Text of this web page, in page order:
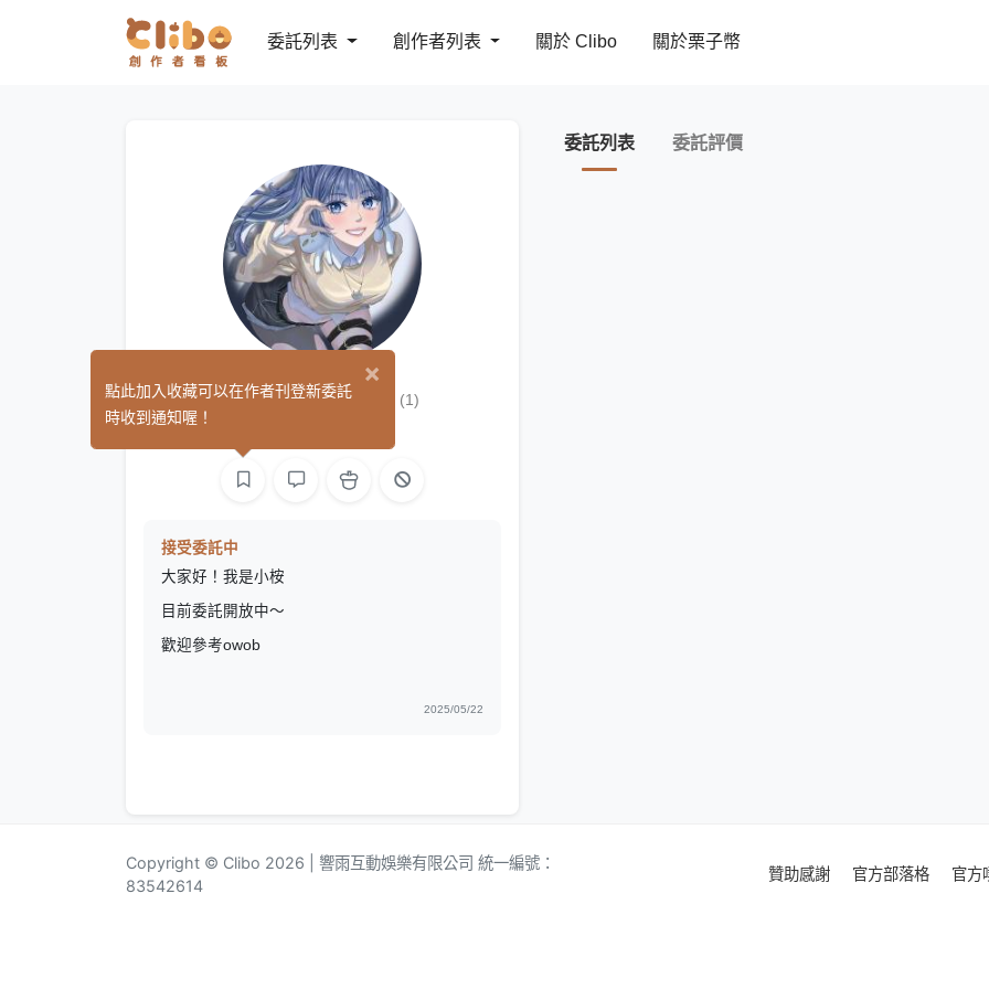
委託列表 創作者列表 關於 Clibo 關於栗子幣
Angi (小桉） (1)
接受委託中
大家好！我是小桉
目前委託開放中～
歡迎參考owob
2025/05/22
委託列表 委託評價
Copyright © Clibo 2026 | 響雨互動娛樂有限公司 統一編號：
83542614
贊助感謝 官方部落格 官方
×
點此加入收藏可以在作者刊登新委託
時收到通知喔！